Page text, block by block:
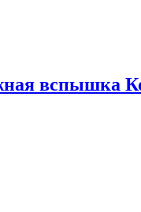
вспышка